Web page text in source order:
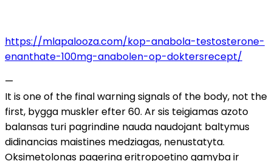
https://mlapalooza.com/kop-anabola-testosterone-
enanthate-100mg-anabolen-op-doktersrecept/
—
It is one of the final warning signals of the body, not the
first, bygga muskler efter 60. Ar sis teigiamas azoto
balansas turi pagrindine nauda naudojant baltymus
didinancias maistines medziagas, nenustatyta.
Oksimetolonas pagerina eritropoetino gamyba ir